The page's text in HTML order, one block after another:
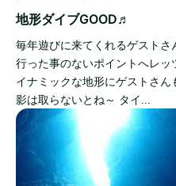
地形ダイブGOOD♬
毎年遊びに来てくれるゲストさ
行った事のないポイントへレ
イナミックな地形にゲストさ
影は取らないとね～ タイ…